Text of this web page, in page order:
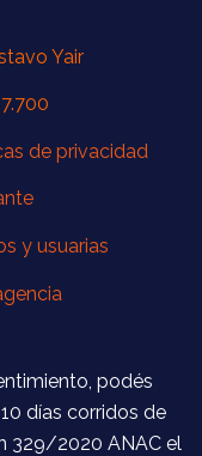
Yair
de privacidad
y usuarias
podés
días corridos de
329/2020 ANAC el